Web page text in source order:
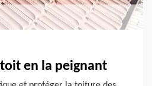
en la peignant